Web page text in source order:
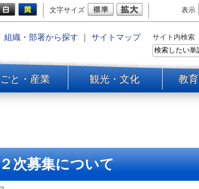
文字サイズ 表示
組織・部署から探す ｜ サイトマップ サイト内検索
と・産業 観光・文化 教
次募集について